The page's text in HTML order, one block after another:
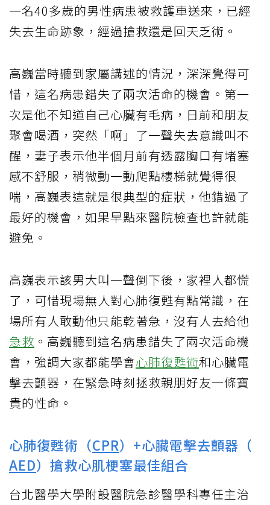
一名40多歲的男性病患被救護車送來，已經
失去生命跡象，經過搶救還是回天乏術。
高巍當時聽到家屬講述的情況，深深覺得可
惜，這名病患錯失了兩次活命的機會。第一
次是他不知道自己心臟有毛病，日前和朋友
聚會喝酒，突然「啊」了一聲失去意識叫不
醒，妻子表示他半個月前有透露胸口有堵塞
感不舒服，稍微動一動爬點樓梯就覺得很
喘，高巍表這就是很典型的症狀，他錯過了
最好的機會，如果早點來醫院檢查也許就能
避免。
高巍表示該男大叫一聲倒下後，家裡人都慌
了，可惜現場無人對心肺復甦有點常識，在
場所有人敢動他只能乾著急，沒有人去給他
急救 。高巍聽到這名病患錯失了兩次活命機
會，強調大家都能學會心肺復甦術和心臟電
擊去顫器，在緊急時刻拯救親朋好友一條寶
貴的性命。
心肺復甦術（CPR）+心臟電擊去顫器（
AED）搶救心肌梗塞最佳組合
台北醫學大學附設醫院急診醫學科專任主治